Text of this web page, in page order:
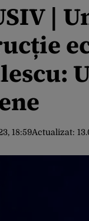
|
18:59Actualizat: